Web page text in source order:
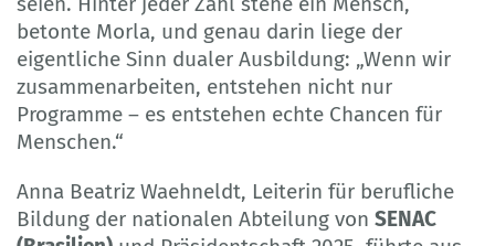
betonte Morla, und genau darin liege der
eigentliche Sinn dualer Ausbildung: „Wenn wir
zusammenarbeiten, entstehen nicht nur
Programme – es entstehen echte Chancen für
Menschen.“
Anna Beatriz Waehneldt, Leiterin für berufliche
Bildung der nationalen Abteilung von SENAC